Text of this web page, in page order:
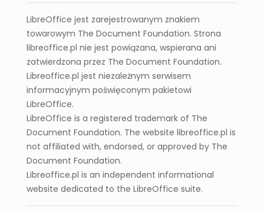
LibreOffice przez menedżer pakietów lub
repozytoriów. Dzięki temu instalacja jest
błyskawiczna.
Wsparcie i Poradniki
Jeśli masz pytania, zajrzyj do Poradników. W ten
sposób uzyskasz szczegółowe instrukcje i
praktyczne wskazówki.
W końcu, gotowy do pracy? Pobierz LibreOfficei
zacznij tworzyć!
LibreOffice jest zarejestrowanym znakiem
towarowym The Document Foundation. Strona
libreoffice.pl nie jest powiązana, wspierana ani
zatwierdzona przez The Document Foundation.
Libreoffice.pl jest niezależnym serwisem
informacyjnym poświęconym pakietowi
LibreOffice.
LibreOffice is a registered trademark of The
Document Foundation. The website libreoffice.pl is
not affiliated with, endorsed, or approved by The
Document Foundation.
Libreoffice.pl is an independent informational
website dedicated to the LibreOffice suite.